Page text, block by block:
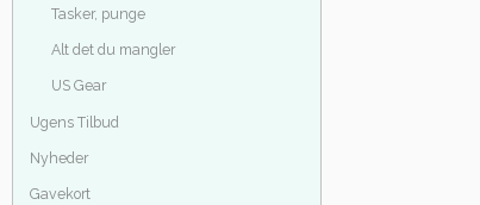
Tasker, punge
Alt det du mangler
US Gear
Ugens Tilbud
Nyheder
Gavekort